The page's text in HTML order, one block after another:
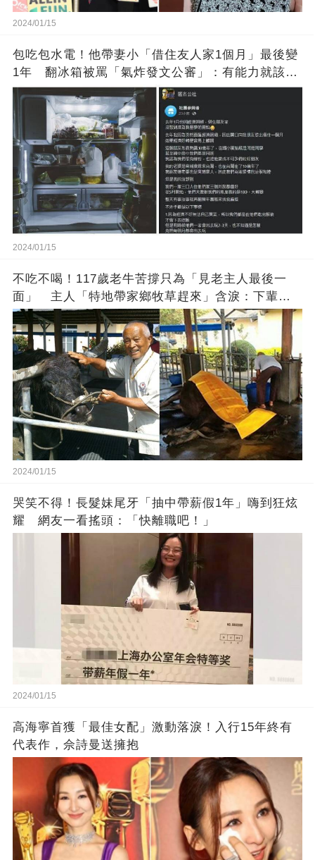
2024/01/15
包吃包水電！他帶妻小「借住友人家1個月」最後變
1年 翻冰箱被罵「氣炸發文公審」：有能力就該大
方
2024/01/15
不吃不喝！117歲老牛苦撐只為「見老主人最後一
面」 主人「特地帶家鄉牧草趕來」含淚：下輩子
找個好人家
2024/01/15
哭笑不得！長髮妹尾牙「抽中帶薪假1年」嗨到狂炫
耀 網友一看搖頭：「快離職吧！」
2024/01/15
高海寧首獲「最佳女配」激動落淚！入行15年終有
代表作，佘詩曼送擁抱